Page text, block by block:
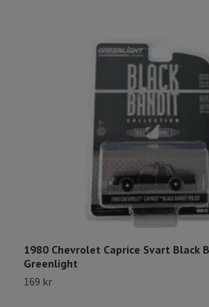
1980 Chevrolet Caprice Svart Black
Greenlight
169 kr